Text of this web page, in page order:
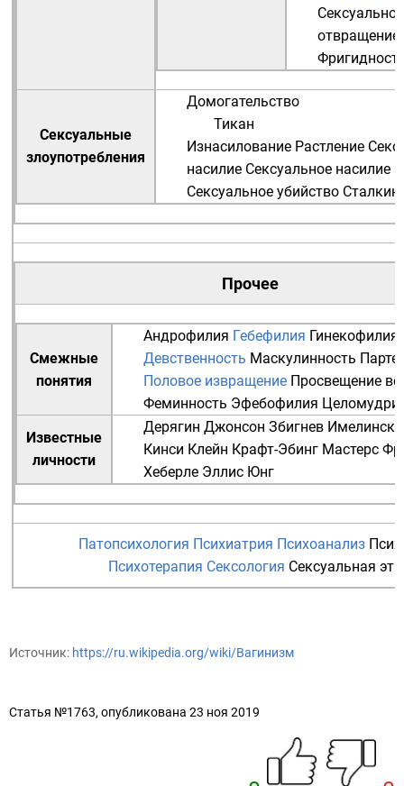
Сексуальное
отвращение
Сексуальные
злоупотребления
Домогательство
Тикан
Изнасилование Растление
насилие Сексуальное насилие
Сексуальное убийство
Прочее
Смежные
понятия
Андрофилия Гебефилия Гинекофилия
Девственность Маскулинность
Половое извращение Просвещение
Феминность Эфебофилия
Известные
личности
Дерягин Джонсон Збигнев
Кинси Клейн Крафт-Эбинг Мастерс
Хеберле Эллис Юнг
Патопсихология Психиатрия Психоанализ
Психотерапия Сексология Сексуальная
Источник: https://ru.wikipedia.org/wiki/Вагинизм
Статья №1763, опубликована 23 ноя 2019